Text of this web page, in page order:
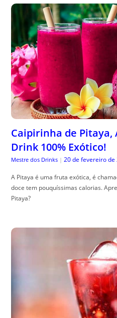
Caipirinha de Pitaya,
Drink 100% Exótico!
Mestre dos Drinks | 20 de fevereiro de
A Pitaya é uma fruta exótica, é
doce tem pouquíssimas calorias.
Pitaya?